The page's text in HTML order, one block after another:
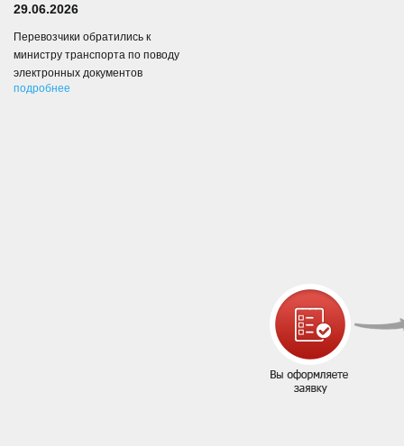
29.06.2026
Перевозчики обратились к
министру транспорта по поводу
электронных документов
подробнее